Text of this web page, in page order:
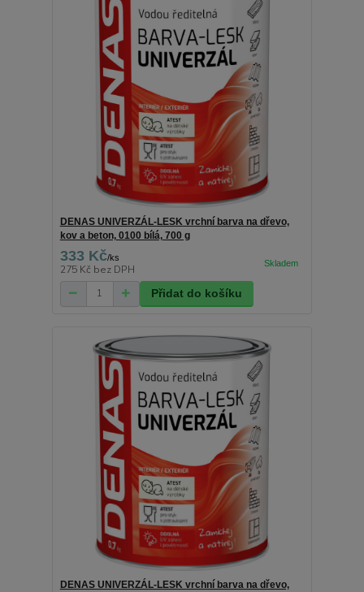
DENAS UNIVERZÁL-LESK vrchní barva na dřevo,
kov a beton, 0100 bílá, 700 g
333 Kč/ks
275 Kč bez DPH
Přidat do košíku
DENAS UNIVERZÁL-LESK vrchní barva na dřevo,